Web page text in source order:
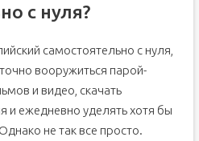
с нуля?
самостоятельно с нуля,
вооружиться парой-
и видео, скачать
и ежедневно уделять хотя бы
не так все просто.